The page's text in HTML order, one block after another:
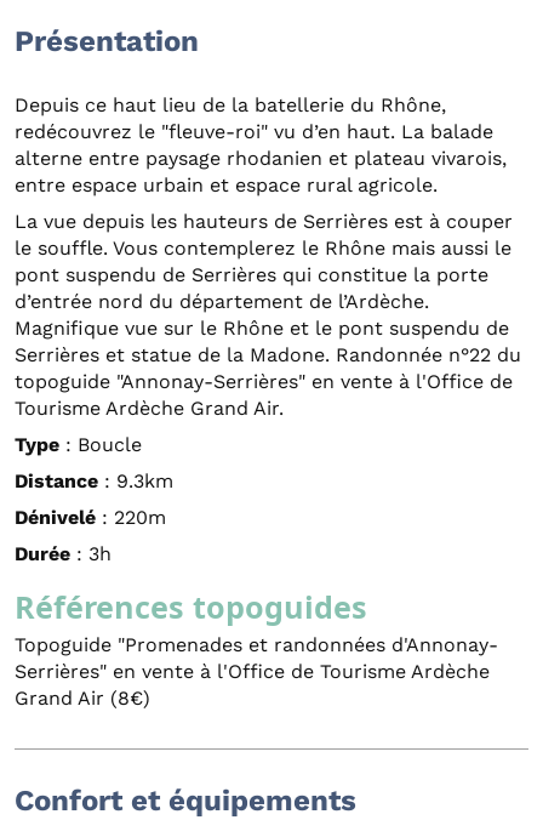
Présentation
Depuis ce haut lieu de la batellerie du Rhône,
redécouvrez le "fleuve-roi" vu d’en haut. La balade
alterne entre paysage rhodanien et plateau vivarois,
entre espace urbain et espace rural agricole.
La vue depuis les hauteurs de Serrières est à couper
le souffle. Vous contemplerez le Rhône mais aussi le
pont suspendu de Serrières qui constitue la porte
d’entrée nord du département de l’Ardèche.
Magnifique vue sur le Rhône et le pont suspendu de
Serrières et statue de la Madone. Randonnée n°22 du
topoguide "Annonay-Serrières" en vente à l'Office de
Tourisme Ardèche Grand Air.
Type : Boucle
Distance : 9.3km
Dénivelé : 220m
Durée : 3h
Références topoguides
Topoguide "Promenades et randonnées d'Annonay-
Serrières" en vente à l'Office de Tourisme Ardèche
Grand Air (8€)
Confort et équipements